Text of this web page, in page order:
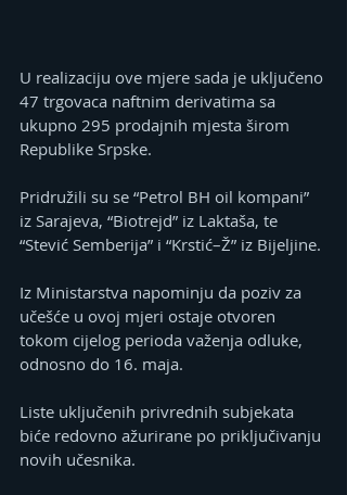
U realizaciju ove mjere sada je uključeno
47 trgovaca naftnim derivatima sa
ukupno 295 prodajnih mjesta širom
Republike Srpske.
Pridružili su se “Petrol BH oil kompani”
iz Sarajeva, “Biotrejd” iz Laktaša, te
“Stević Semberija” i “Krstić–Ž” iz Bijeljine.
Iz Ministarstva napominju da poziv za
učešće u ovoj mjeri ostaje otvoren
tokom cijelog perioda važenja odluke,
odnosno do 16. maja.
Liste uključenih privrednih subjekata
biće redovno ažurirane po priključivanju
novih učesnika.